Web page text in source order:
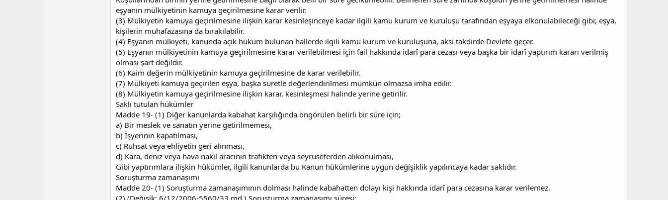
eşyanın mülkiyetinin kamuya geçirilmesine karar verilir.
(3) Mülkiyetin kamuya geçirilmesine ilişkin karar kesinleşinceye kadar ilgili kamu kurum ve kuruluşu tarafından eşyaya elkonulabileceği gibi; eşya,
kişilerin muhafazasına da bırakılabilir.
(4) Eşyanın mülkiyeti, kanunda açık hüküm bulunan hallerde ilgili kamu kurum ve kuruluşuna, aksi takdirde Devlete geçer.
(5) Eşyanın mülkiyetinin kamuya geçirilmesine karar verilebilmesi için fail hakkında idarî para cezası veya başka bir idarî yaptırım kararı verilmiş
olması şart değildir.
(6) Kaim değerin mülkiyetinin kamuya geçirilmesine de karar verilebilir.
(7) Mülkiyeti kamuya geçirilen eşya, başka suretle değerlendirilmesi mümkün olmazsa imha edilir.
(8) Mülkiyetin kamuya geçirilmesine ilişkin karar, kesinleşmesi halinde yerine getirilir.
Saklı tutulan hükümler
Madde 19- (1) Diğer kanunlarda kabahat karşılığında öngörülen belirli bir süre için;
a) Bir meslek ve sanatın yerine getirilmemesi,
b) İşyerinin kapatılması,
c) Ruhsat veya ehliyetin geri alınması,
d) Kara, deniz veya hava nakil aracının trafikten veya seyrüseferden alıkonulması,
Gibi yaptırımlara ilişkin hükümler, ilgili kanunlarda bu Kanun hükümlerine uygun değişiklik yapılıncaya kadar saklıdır.
Soruşturma zamanaşımı
Madde 20- (1) Soruşturma zamanaşımının dolması halinde kabahatten dolayı kişi hakkında idarî para cezasına karar verilemez.
(2) (Değişik: 6/12/2006-5560/33 md.) Soruşturma zamanaşımı süresi;